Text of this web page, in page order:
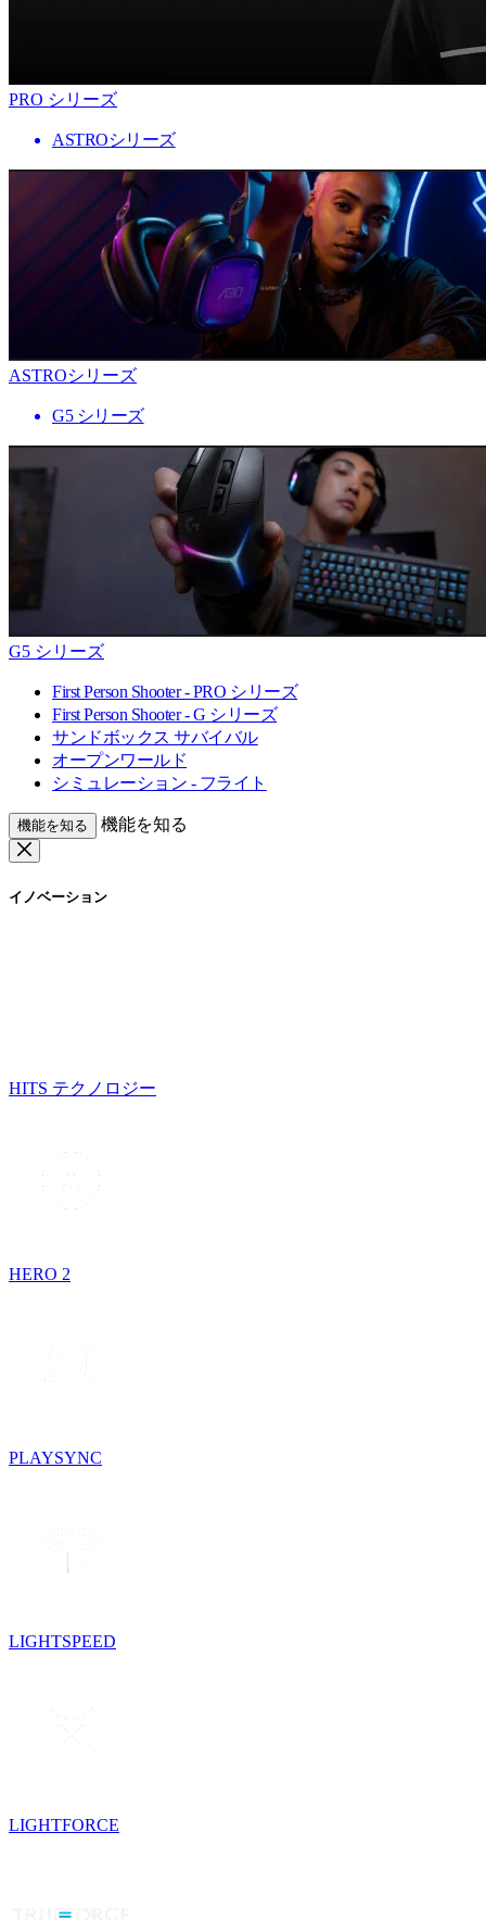
PRO シリーズ
ASTROシリーズ
ASTROシリーズ
G5 シリーズ
G5 シリーズ
First Person Shooter - PRO シリーズ
First Person Shooter - G シリーズ
サンドボックス サバイバル
オープンワールド
シミュレーション - フライト
機能を知る 機能を知る
イノベーション
HITS テクノロジー
HERO 2
PLAYSYNC
LIGHTSPEED
LIGHTFORCE